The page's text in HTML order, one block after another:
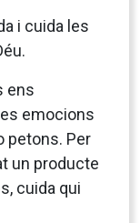
i cuida les
ens
emocions
petons. Per
un producte
cuida qui